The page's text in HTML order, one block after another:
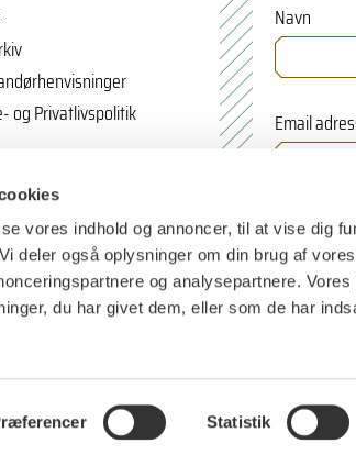
vores indhold og annoncer, til at vise dig
deler også oplysninger om din brug af
og analysepartnere.
du har givet dem, eller som de har
Statistik
og Privatlivspolitik
Navn
Email